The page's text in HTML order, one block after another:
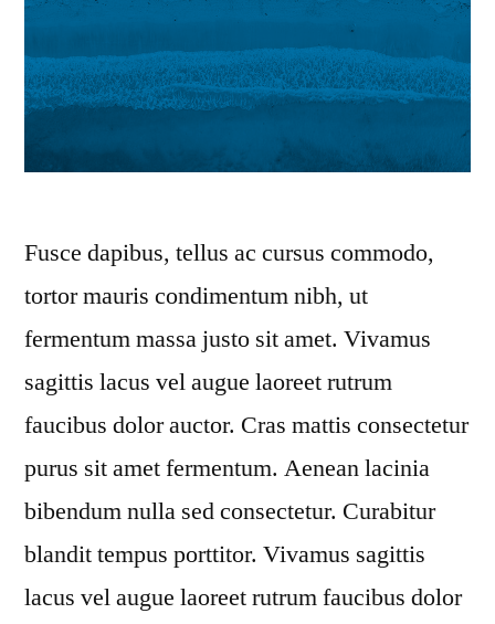
Fusce dapibus, tellus ac cursus commodo,
tortor mauris condimentum nibh, ut
fermentum massa justo sit amet. Vivamus
sagittis lacus vel augue laoreet rutrum
faucibus dolor auctor. Cras mattis consectetur
purus sit amet fermentum. Aenean lacinia
bibendum nulla sed consectetur. Curabitur
blandit tempus porttitor. Vivamus sagittis
lacus vel augue laoreet rutrum faucibus dolor